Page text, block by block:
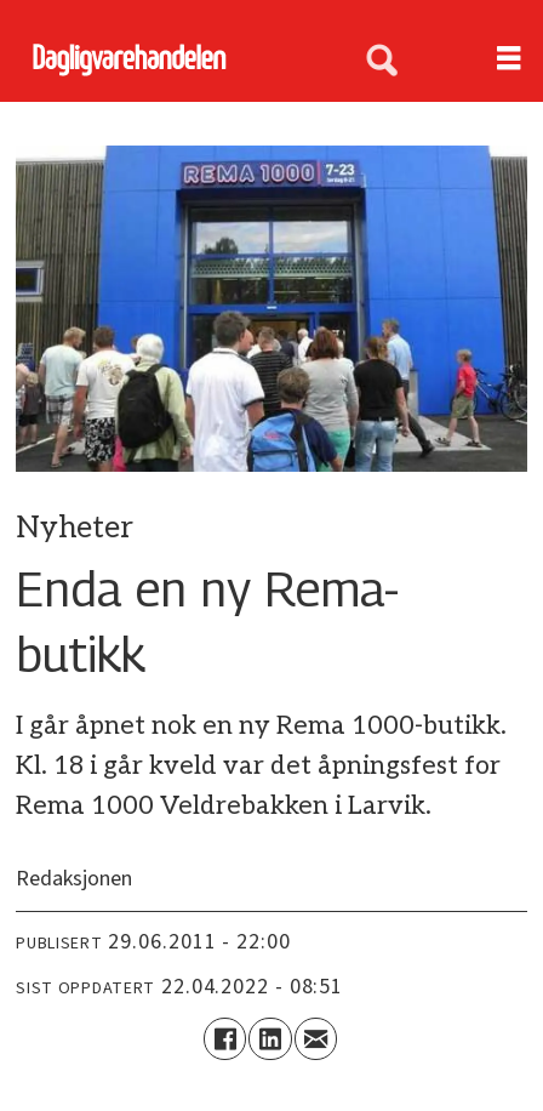
Nyheter
Enda en ny Rema-
butikk
I går åpnet nok en ny Rema 1000-butikk.
Kl. 18 i går kveld var det åpningsfest for
Rema 1000 Veldrebakken i Larvik.
Redaksjonen
PUBLISERT 29.06.2011 - 22:00
SIST OPPDATERT 22.04.2022 - 08:51